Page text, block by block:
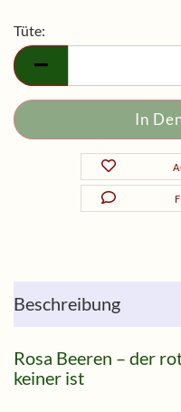
Tüte:
Tüte
Beschreibung
Rosa Beeren – der
keiner ist